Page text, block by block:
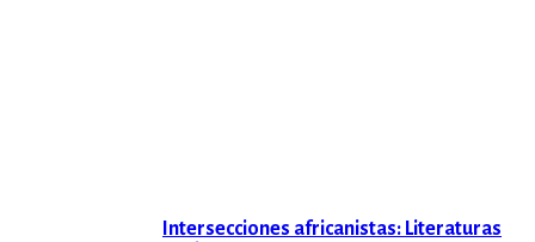
Intersecciones africanistas: Literaturas